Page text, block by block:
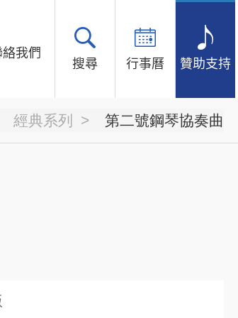
我們
搜尋 行事曆 贊助支持
經典系列 第二號鋼琴協奏曲